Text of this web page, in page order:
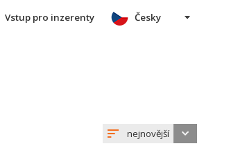
Vstup pro inzerenty Česky
nejnovější